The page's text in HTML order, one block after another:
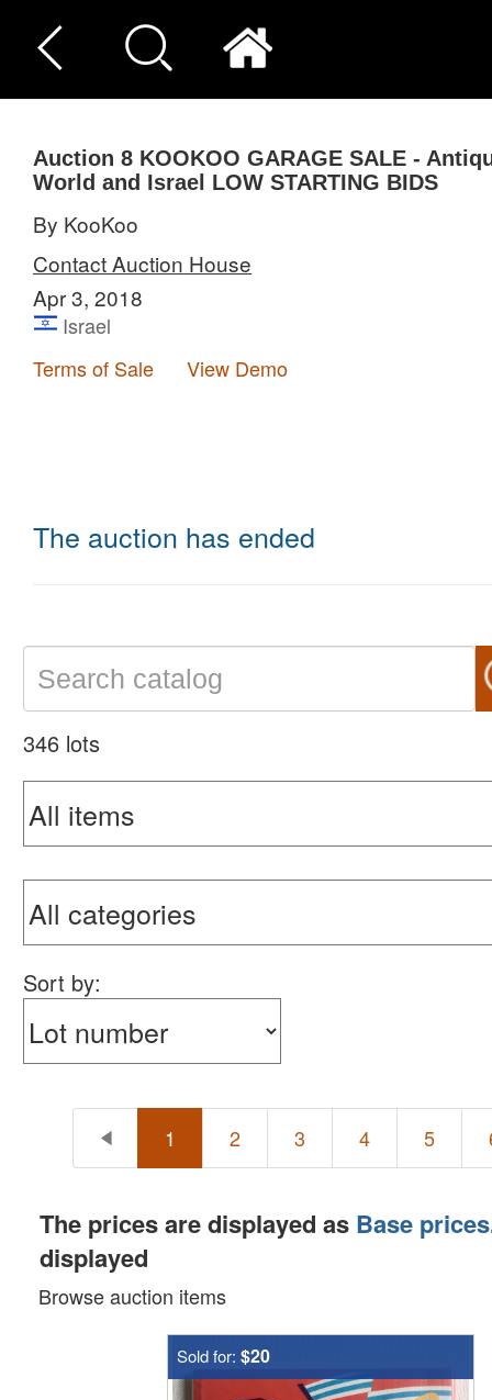
Auction 8 KOOKOO GARAGE SALE -
World and Israel LOW STARTING BIDS
By KooKoo
Contact Auction House
Apr 3, 2018
Israel
Terms of Sale
View Demo
The auction has ended
346 lots
Sort by:
1 2 3 4 5
The prices are displayed as Base prices
displayed
Browse auction items
Sold for: $20